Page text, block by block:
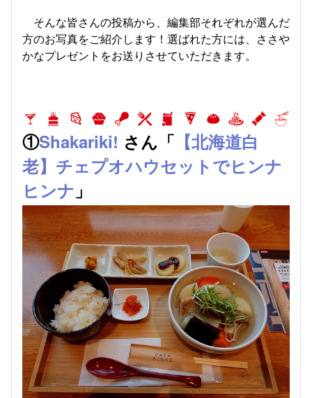
そんな皆さんの投稿から、編集部それぞれが選んだ
方のお写真をご紹介します！選ばれた方には、ささや
かなプレゼントをお送りさせていただきます。
①Shakariki! さん「 【北海道白
老】チェプオハウセットでヒンナ
ヒンナ 」